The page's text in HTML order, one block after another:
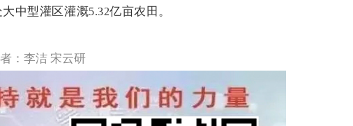
大中型灌区灌溉5.32亿亩农田。
：李洁 宋云研